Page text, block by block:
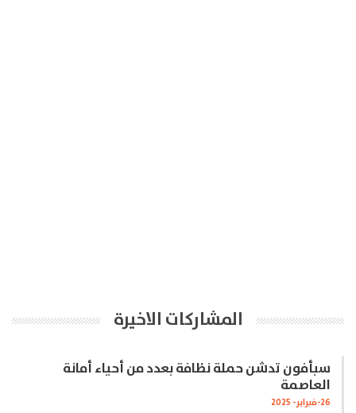
المشاركات الاخيرة
سبأفون تدشن حملة نظافة بعدد من أحياء أمانة
العاصمة
26-فبراير- 2025